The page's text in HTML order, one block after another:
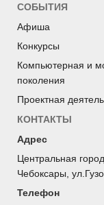
СОБЫТИЯ
Афиша
Конкурсы
Компьютерная и
поколения
Проектная
КОНТАКТЫ
Адрес
Центральная
Чебоксары,
Телефон